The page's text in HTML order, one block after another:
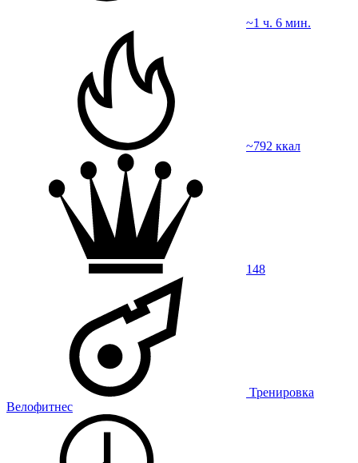
~1 ч. 6 мин.
~792 ккал
148
Тренировка
Велофитнес